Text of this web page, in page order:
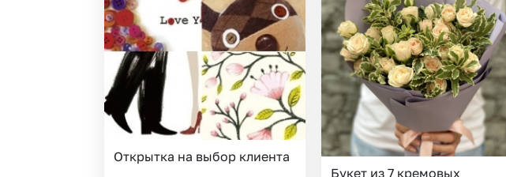
Гипсофила
Гортензии
Ирисы
Каллы
Суккуленты
Тюльпаны
Фрезия
Эустома
Открытка на выбор клиента
Букет из 7 кремовых